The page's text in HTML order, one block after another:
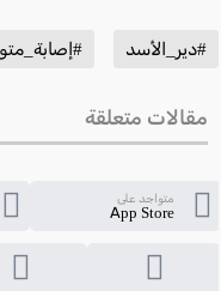
#دير_الأسد
مقالات متعلقة
متواجد على
App Store